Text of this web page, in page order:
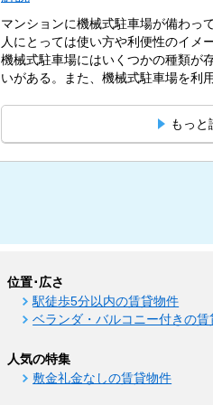
マンションに機械式駐車場が備わっ
人にとっては使い方や利便性のイメ
機械式駐車場にはいくつかの種類が
いがある。また、機械式駐車場を利
もっと
位置･広さ
駅徒歩5分以内の賃貸物件
ベランダ・バルコニー付きの賃
人気の特集
敷金礼金なしの賃貸物件